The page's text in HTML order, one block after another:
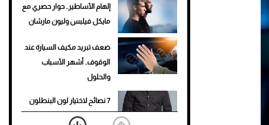
إلهام الأساطير.. حوار حصري مع
مايكل فيلبس وليون مارشان
ضعف تبريد مكيف السيارة عند
الوقوف.. أشهر الأسباب
والحلول
7 نصائح لاختيار لون البنطلون
المناسب للقميص الأسود